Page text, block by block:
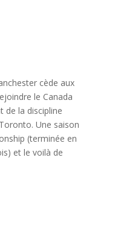
cède aux
le Canada
de la discipline
Une saison
(terminée en
et le voilà de